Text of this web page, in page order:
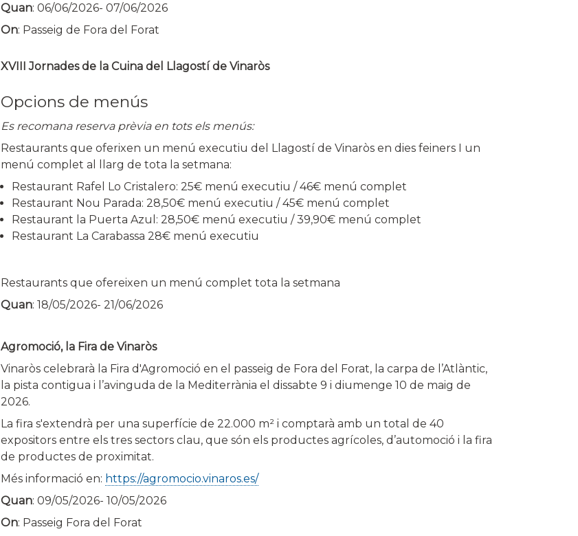
Quan: 06/06/2026- 07/06/2026
On: Passeig de Fora del Forat
XVIII Jornades de la Cuina del Llagostí de Vinaròs
Opcions de menús
Es recomana reserva prèvia en tots els menús:
Restaurants que oferixen un menú executiu del Llagostí de Vinaròs en dies feiners I un
menú complet al llarg de tota la setmana:
Restaurant Rafel Lo Cristalero: 25€ menú executiu / 46€ menú complet
Restaurant Nou Parada: 28,50€ menú executiu / 45€ menú complet
Restaurant la Puerta Azul: 28,50€ menú executiu / 39,90€ menú complet
Restaurant La Carabassa 28€ menú executiu
Restaurants que ofereixen un menú complet tota la setmana
Quan: 18/05/2026- 21/06/2026
Agromoció, la Fira de Vinaròs
Vinaròs celebrarà la Fira d'Agromoció en el passeig de Fora del Forat, la carpa de l’Atlàntic,
la pista contigua i l’avinguda de la Mediterrània el dissabte 9 i diumenge 10 de maig de
2026.
La fira s'extendrà per una superfície de 22.000 m² i comptarà amb un total de 40
expositors entre els tres sectors clau, que són els productes agrícoles, d’automoció i la fira
de productes de proximitat.
Més informació en: https://agromocio.vinaros.es/
Quan: 09/05/2026- 10/05/2026
On: Passeig Fora del Forat